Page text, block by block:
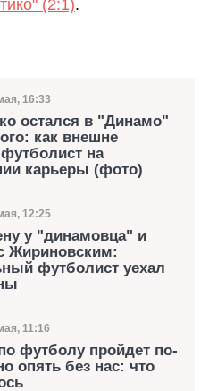
(2:1).
публикации
16:33
остался в "Динамо"
как внешне
на
карьеры (фото)
публикации
12:25
у "динамовца" и
Жириновским:
футболист уехал
публикации
11:16
футболу пройдет по-
опять без нас: что